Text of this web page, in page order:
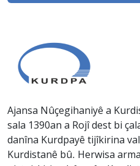
Ajansa Nûçegihaniyê a
sala 1390an a Rojî dest bi
danîna Kurdpayê tijîkirina
Kurdistanê bû. Herwisa